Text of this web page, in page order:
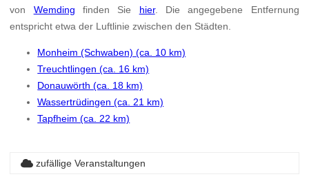
von Wemding finden Sie hier. Die angegebene Entfernung
entspricht etwa der Luftlinie zwischen den Städten.
Monheim (Schwaben) (ca. 10 km)
Treuchtlingen (ca. 16 km)
Donauwörth (ca. 18 km)
Wassertrüdingen (ca. 21 km)
Tapfheim (ca. 22 km)
zufällige Veranstaltungen